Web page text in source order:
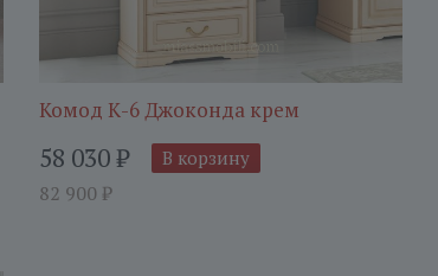
Комод К-6 Джоконда крем
58 030₽
82 900 ₽
В корзину